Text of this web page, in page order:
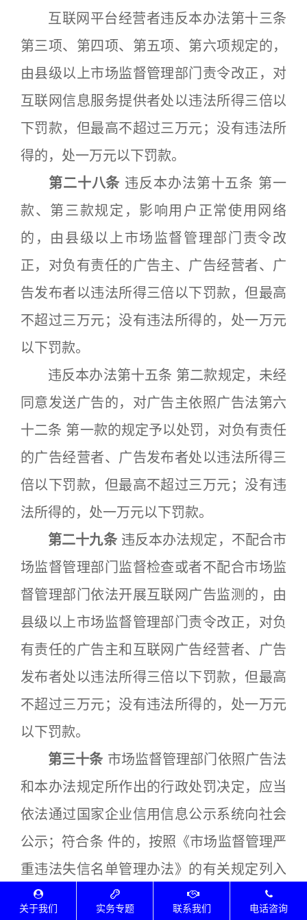
互联网平台经营者违反本办法第十三条
第三项、第四项、第五项、第六项规定的，
由县级以上市场监督管理部门责令改正，对
互联网信息服务提供者处以违法所得三倍以
下罚款，但最高不超过三万元；没有违法所
得的，处一万元以下罚款。
第二十八条 违反本办法第十五条 第一
款、第三款规定，影响用户正常使用网络
的，由县级以上市场监督管理部门责令改
正，对负有责任的广告主、广告经营者、广
告发布者以违法所得三倍以下罚款，但最高
不超过三万元；没有违法所得的，处一万元
以下罚款。
违反本办法第十五条 第二款规定，未经
同意发送广告的，对广告主依照广告法第六
十二条 第一款的规定予以处罚，对负有责任
的广告经营者、广告发布者处以违法所得三
倍以下罚款，但最高不超过三万元；没有违
法所得的，处一万元以下罚款。
第二十九条违反本办法规定，不配合市
场监督管理部门监督检查或者不配合市场监
督管理部门依法开展互联网广告监测的，由
县级以上市场监督管理部门责令改正，对负
有责任的广告主和互联网广告经营者、广告
发布者处以违法所得三倍以下罚款，但最高
不超过三万元；没有违法所得的，处一万元
以下罚款。
第三十条 市场监督管理部门依照广告法
和本办法规定所作出的行政处罚决定，应当
依法通过国家企业信用信息公示系统向社会
公示；符合条 件的，按照《市场监督管理严
重违法失信名单管理办法》的有关规定列入
严重违法失信名单。
关于我们 实务专题 联系我们 电话咨询